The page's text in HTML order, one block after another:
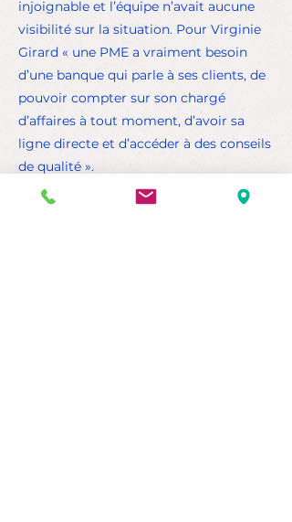
injoignable et l’équipe n’avait aucune
visibilité sur la situation. Pour Virginie
Girard « une PME a vraiment besoin
d’une banque qui parle à ses clients, de
pouvoir compter sur son chargé
d’affaires à tout moment, d’avoir sa
ligne directe et d’accéder à des conseils
de qualité ».